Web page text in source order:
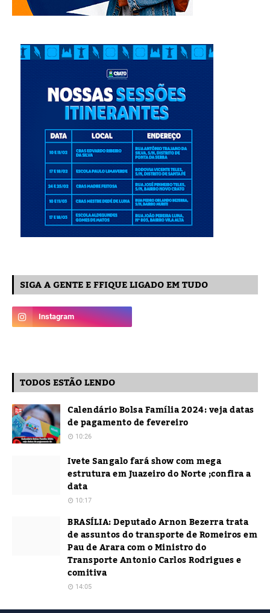
SIGA A GENTE E FFIQUE LIGADO EM TUDO
TODOS ESTÃO LENDO
Calendário Bolsa Família 2024: veja datas
de pagamento de fevereiro
10:26
Ivete Sangalo fará show com mega
estrutura em Juazeiro do Norte ;confira a
data
10:17
BRASÍLIA: Deputado Arnon Bezerra trata
de assuntos do transporte de Romeiros em
Pau de Arara com o Ministro do
Transporte Antonio Carlos Rodrigues e
comitiva
14:05